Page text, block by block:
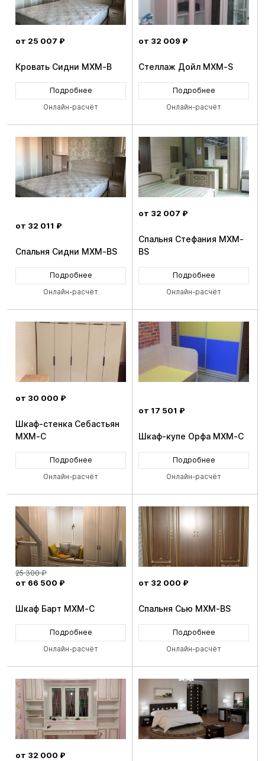
от 25 007 ₽
Кровать Сидни MXM-B
Подробнее
Онлайн-расчёт
от 32 009 ₽
Стеллаж Дойл MXM-S
Подробнее
Онлайн-расчёт
от 32 011 ₽
Спальня Сидни MXM-BS
Подробнее
Онлайн-расчёт
от 32 007 ₽
Спальня Стефания MXM-
BS
Подробнее
Онлайн-расчёт
от 30 000 ₽
Шкаф-стенка Себастьян
MXM-C
Подробнее
Онлайн-расчёт
от 17 501 ₽
Шкаф-купе Орфа MXM-C
Подробнее
Онлайн-расчёт
25 300 ₽
от 66 500 ₽
Шкаф Барт MXM-C
Подробнее
Онлайн-расчёт
от 32 000 ₽
Спальня Сью MXM-BS
Подробнее
Онлайн-расчёт
от 32 000 ₽